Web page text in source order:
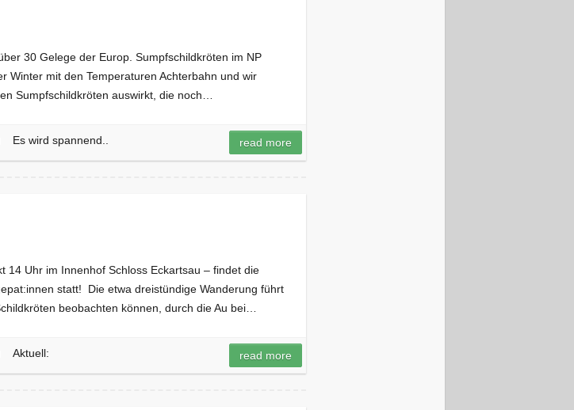
30 Gelege der Europ. Sumpfschildkröten im NP
Winter mit den Temperaturen Achterbahn und wir
Sumpfschildkröten auswirkt, die noch…
Es wird spannend.. read more
14 Uhr im Innenhof Schloss Eckartsau – findet die
statt! Die etwa dreistündige Wanderung führt
beobachten können, durch die Au bei…
Aktuell: read more